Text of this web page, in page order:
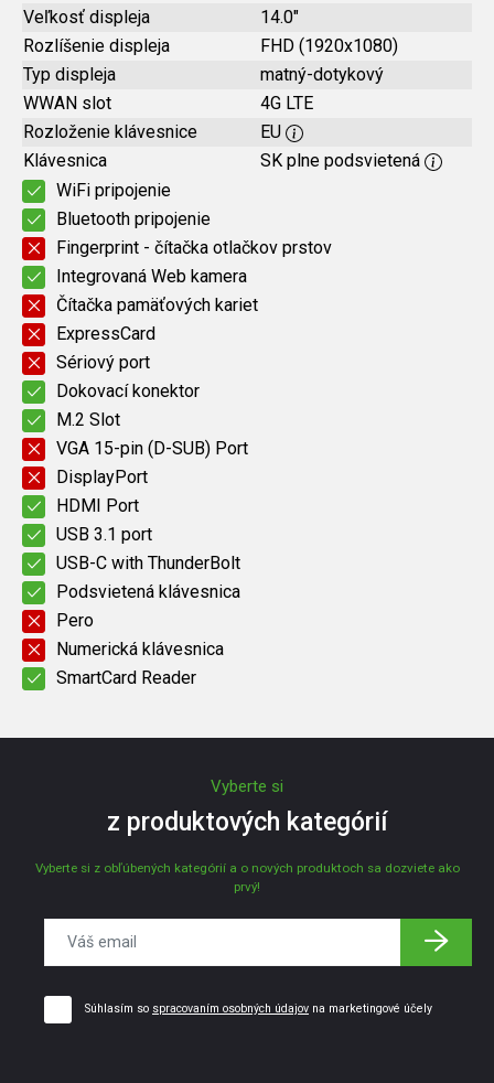
Veľkosť displeja
14.0"
Rozlíšenie displeja
FHD (1920x1080)
Typ displeja
matný-dotykový
WWAN slot
4G LTE
Rozloženie klávesnice
EU
Klávesnica
SK plne podsvietená
WiFi pripojenie
Bluetooth pripojenie
Fingerprint - čítačka otlačkov prstov
Integrovaná Web kamera
Čítačka pamäťových kariet
ExpressCard
Sériový port
Dokovací konektor
M.2 Slot
VGA 15-pin (D-SUB) Port
DisplayPort
HDMI Port
USB 3.1 port
USB-C with ThunderBolt
Podsvietená klávesnica
Pero
Numerická klávesnica
SmartCard Reader
Vyberte si
z produktových kategórií
Vyberte si z obľúbených kategórií a o nových produktoch sa dozviete ako
prvý!
Súhlasím so spracovaním osobných údajov na marketingové účely